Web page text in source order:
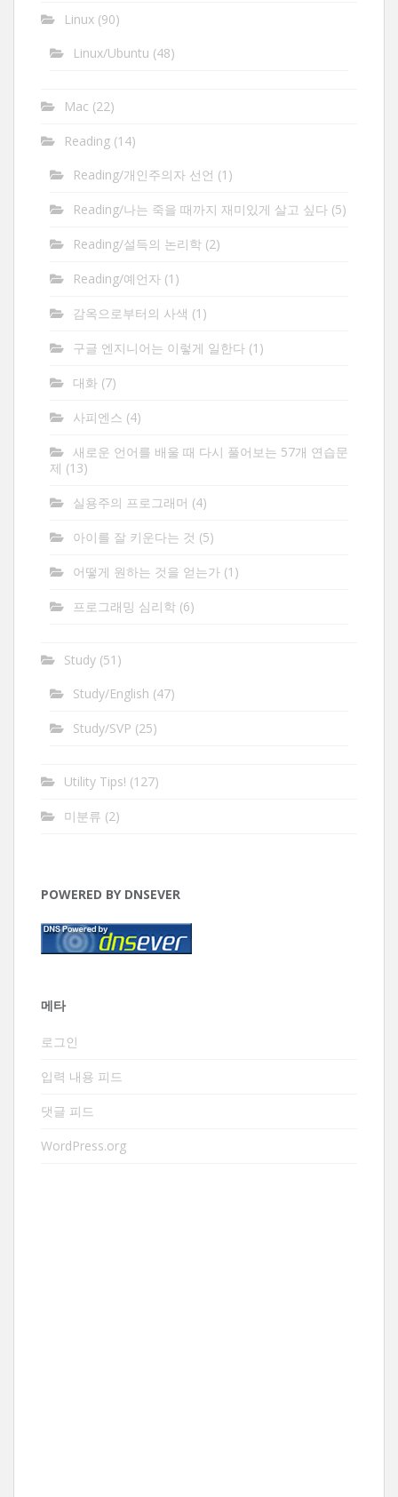
Linux (90)
Linux/Ubuntu (48)
Mac (22)
Reading (14)
Reading/개인주의자 선언 (1)
Reading/나는 죽을 때까지 재미있게 살고 싶다 (5)
Reading/설득의 논리학 (2)
Reading/예언자 (1)
감옥으로부터의 사색 (1)
구글 엔지니어는 이렇게 일한다 (1)
대화 (7)
사피엔스 (4)
새로운 언어를 배울 때 다시 풀어보는 57개 연습문
제 (13)
실용주의 프로그래머 (4)
아이를 잘 키운다는 것 (5)
어떻게 원하는 것을 얻는가 (1)
프로그래밍 심리학 (6)
Study (51)
Study/English (47)
Study/SVP (25)
Utility Tips! (127)
미분류 (2)
POWERED BY DNSEVER
메타
로그인
입력 내용 피드
댓글 피드
WordPress.org